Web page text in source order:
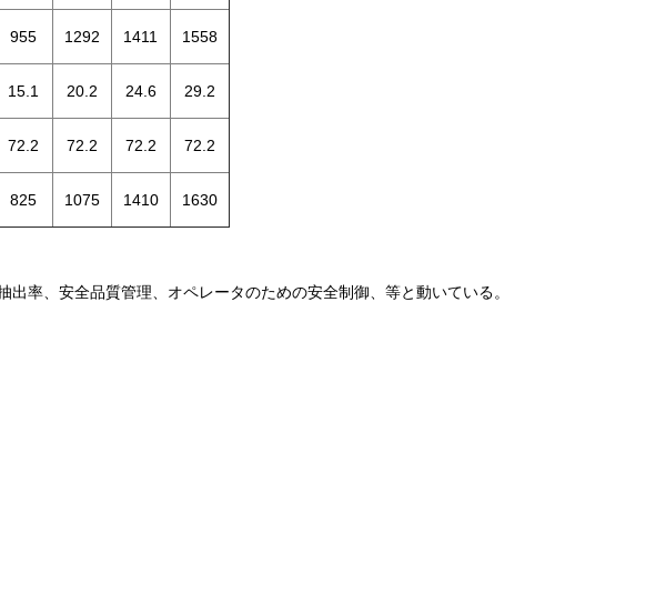
955 1292 1411 1558
15.1 20.2 24.6 29.2
72.2 72.2 72.2 72.2
825 1075 1410 1630
率、安全品質管理、オペレータのための安全制御、等と動いている。